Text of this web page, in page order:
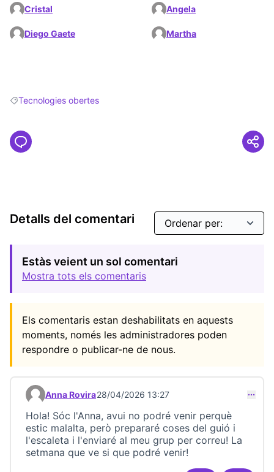
Cristal Angela
Diego Gaete Martha
Resultats en filtrar per: Tecnologies obertes
Tecnologies obertes
Detalls del comentari
Estàs veient un sol comentari
Mostra tots els comentaris
Els comentaris estan deshabilitats en aquests
moments, només les administradores poden
respondre o publicar-ne de nous.
Comentari 23737
Anna Rovira28/04/2026 13:27
Hola! Sóc l'Anna, avui no podré venir perquè
estic malalta, però prepararé coses del guió i
l'escaleta i l'enviaré al meu grup per correu! La
setmana que ve si que podré venir!